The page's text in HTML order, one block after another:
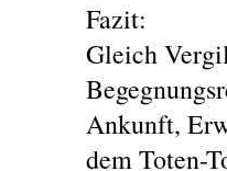
Fazit:
Gleich
Ankunft,
dem Toten-